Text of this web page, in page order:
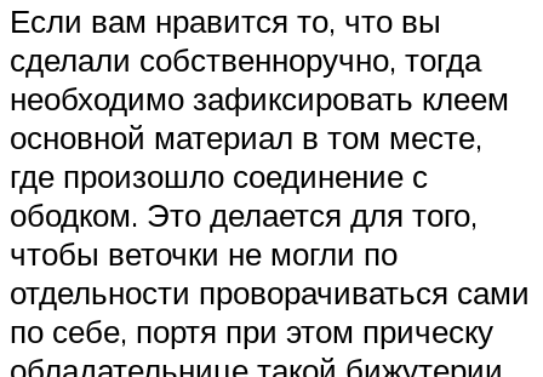
Если вам нравится то, что вы
сделали собственноручно, тогда
необходимо зафиксировать клеем
основной материал в том месте,
где произошло соединение с
ободком. Это делается для того,
чтобы веточки не могли по
отдельности проворачиваться сами
по себе, портя при этом прическу